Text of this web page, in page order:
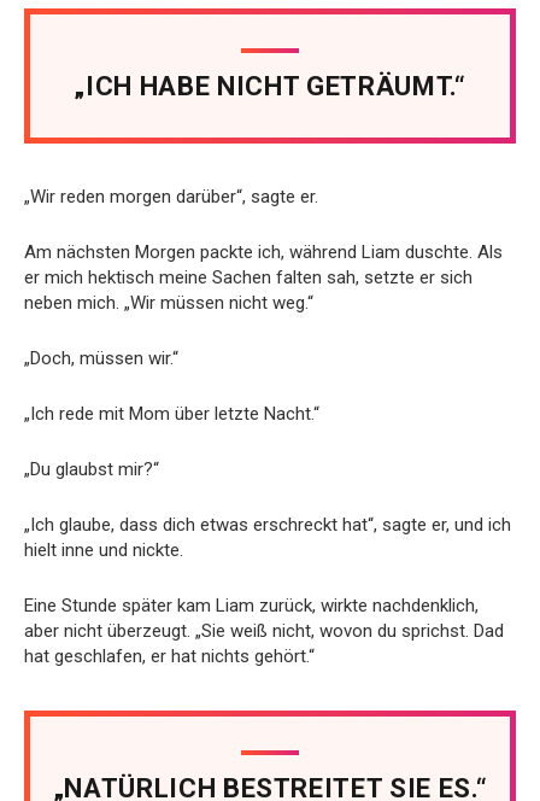
„ICH HABE NICHT GETRÄUMT.“
„Wir reden morgen darüber“, sagte er.
Am nächsten Morgen packte ich, während Liam duschte. Als
er mich hektisch meine Sachen falten sah, setzte er sich
neben mich. „Wir müssen nicht weg.“
„Doch, müssen wir.“
„Ich rede mit Mom über letzte Nacht.“
„Du glaubst mir?“
„Ich glaube, dass dich etwas erschreckt hat“, sagte er, und ich
hielt inne und nickte.
Eine Stunde später kam Liam zurück, wirkte nachdenklich,
aber nicht überzeugt. „Sie weiß nicht, wovon du sprichst. Dad
hat geschlafen, er hat nichts gehört.“
„NATÜRLICH BESTREITET SIE ES.“